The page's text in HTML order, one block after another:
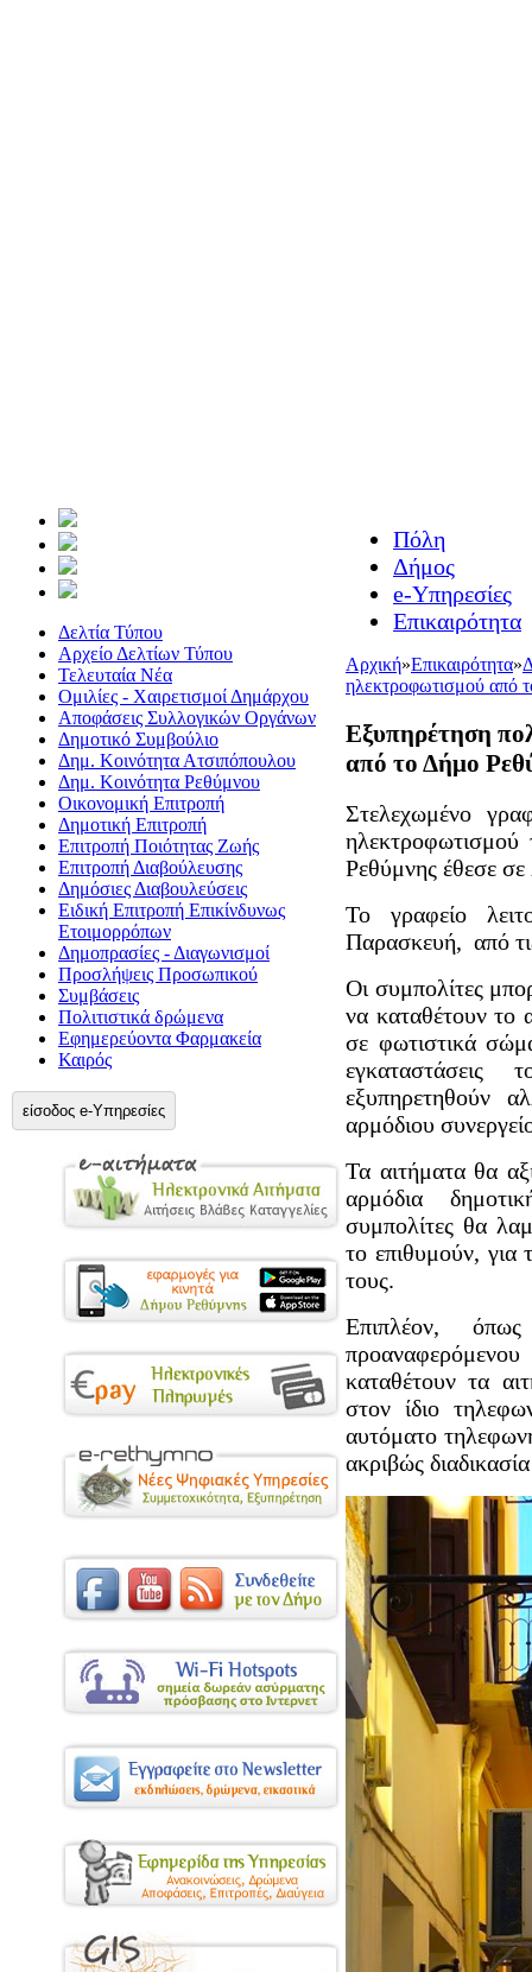
Δελτία Τύπου
Αρχείο Δελτίων Τύπου
Τελευταία Νέα
Ομιλίες - Χαιρετισμοί Δημάρχου
Αποφάσεις Συλλογικών Οργάνων
Δημοτικό Συμβούλιο
Δημ. Κοινότητα Ατσιπόπουλου
Δημ. Κοινότητα Ρεθύμνου
Οικονομική Επιτροπή
Δημοτική Επιτροπή
Επιτροπή Ποιότητας Ζωής
Επιτροπή Διαβούλευσης
Δημόσιες Διαβουλεύσεις
Ειδική Επιτροπή Επικίνδυνως
Ετοιμορρόπων
Δημοπρασίες - Διαγωνισμοί
Προσλήψεις Προσωπικού
Συμβάσεις
Πολιτιστικά δρώμενα
Εφημερεύοντα Φαρμακεία
Καιρός
είσοδος e-Υπηρεσίες
Πόλη
Δήμος
e-Υπηρεσίες
Επικαιρότητα
Αρχική»Επικαιρότητα»
ηλεκτροφωτισμού από
Εξυπηρέτηση
από το Δήμο
Στελεχωμένο
Ρεθύμνης έθεσε
Το γραφείο
Παρασκευή, από
Οι συμπολίτες
να καταθέτουν το
σε φωτιστικά
εξυπηρετηθούν
αρμόδιου
Τα αιτήματα θα
αρμόδια
συμπολίτες θα
το επιθυμούν, για
τους.
Επιπλέον,
καταθέτουν τα
στον ίδιο
αυτόματο
ακριβώς